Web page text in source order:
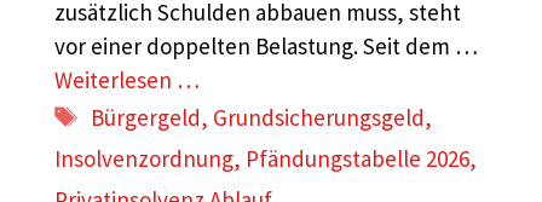
zusätzlich Schulden abbauen muss, steht
vor einer doppelten Belastung. Seit dem …
Weiterlesen …
Schlagwörter
Bürgergeld, Grundsicherungsgeld,
Insolvenzordnung, Pfändungstabelle 2026,